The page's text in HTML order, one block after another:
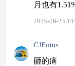
月也有
率还低，
2025-06-23
CJEntus
砸的痛